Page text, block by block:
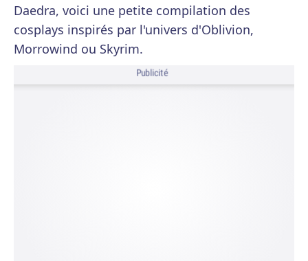
Daedra, voici une petite compilation des
cosplays inspirés par l'univers d'Oblivion,
Morrowind ou Skyrim.
Publicité